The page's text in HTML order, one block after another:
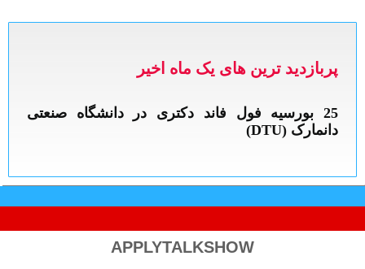
پربازدید ترین های یک ماه اخیر
APPLYTALKSHOW